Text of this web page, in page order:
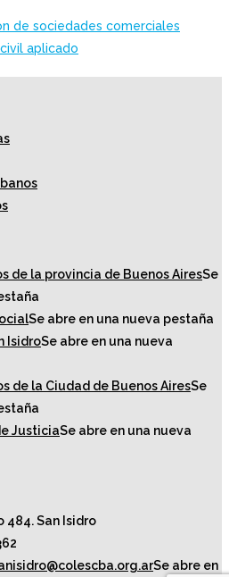
de sociedades comerciales
aplicado
de la provincia de Buenos AiresSe
Se abre en una nueva pestaña
IsidroSe abre en una nueva
de la Ciudad de Buenos AiresSe
JusticiaSe abre en una nueva
484. San Isidro
Se abre en